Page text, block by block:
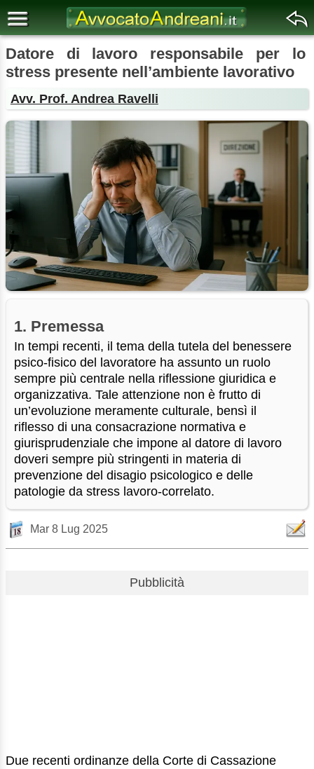
Datore di lavoro responsabile per lo
stress presente nell’ambiente lavorativo
Avv. Prof. Andrea Ravelli
1. Premessa
In tempi recenti, il tema della tutela del benessere
psico-fisico del lavoratore ha assunto un ruolo
sempre più centrale nella riflessione giuridica e
organizzativa. Tale attenzione non è frutto di
un’evoluzione meramente culturale, bensì il
riflesso di una consacrazione normativa e
giurisprudenziale che impone al datore di lavoro
doveri sempre più stringenti in materia di
prevenzione del disagio psicologico e delle
patologie da stress lavoro-correlato.
Mar 8 Lug 2025
Pubblicità
Due recenti ordinanze della Corte di Cassazione